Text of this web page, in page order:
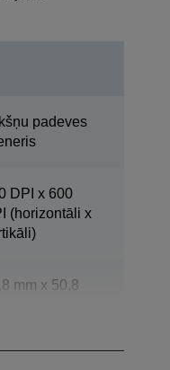
padeves
DPI x 600
(horizontāli x
mm x 50,8